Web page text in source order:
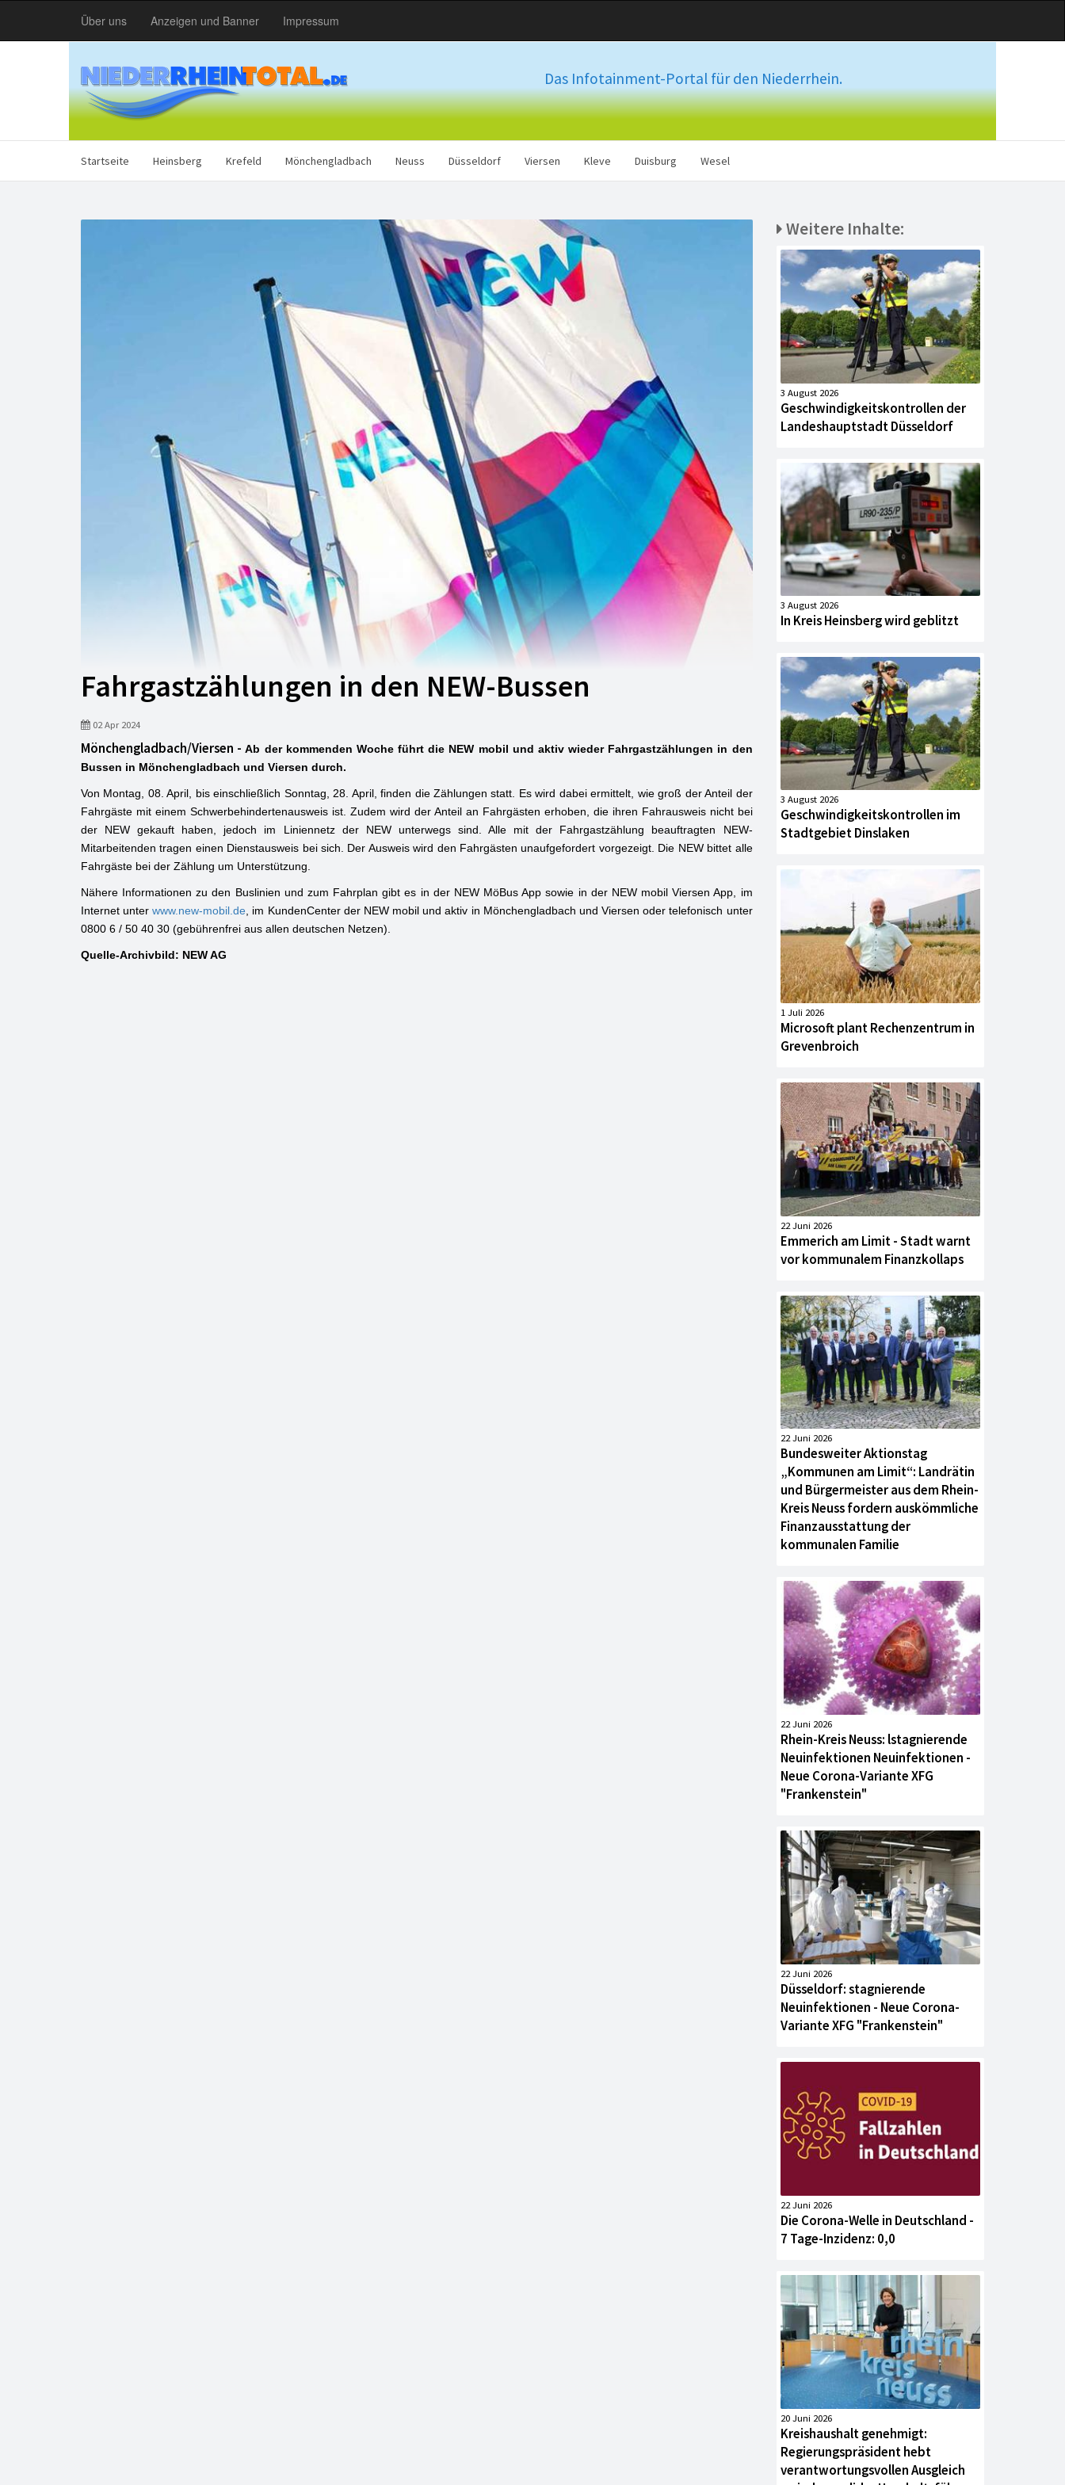
Über uns Anzeigen und Banner Impressum
Das Infotainment-Portal für den Niederrhein.
Startseite Heinsberg Krefeld Mönchengladbach Neuss Düsseldorf Viersen Kleve Duisburg Wesel
Fahrgastzählungen in den NEW-Bussen
02 Apr 2024
Mönchengladbach/Viersen -Ab der kommenden Woche führt die NEW mobil und aktiv wieder Fahrgastzählungen in den
Bussen in Mönchengladbach und Viersen durch.
Von Montag, 08. April, bis einschließlich Sonntag, 28. April, finden die Zählungen statt. Es wird dabei ermittelt, wie groß der Anteil der
Fahrgäste mit einem Schwerbehindertenausweis ist. Zudem wird der Anteil an Fahrgästen erhoben, die ihren Fahrausweis nicht bei
der NEW gekauft haben, jedoch im Liniennetz der NEW unterwegs sind. Alle mit der Fahrgastzählung beauftragten NEW-
Mitarbeitenden tragen einen Dienstausweis bei sich. Der Ausweis wird den Fahrgästen unaufgefordert vorgezeigt. Die NEW bittet alle
Fahrgäste bei der Zählung um Unterstützung.
Nähere Informationen zu den Buslinien und zum Fahrplan gibt es in der NEW MöBus App sowie in der NEW mobil Viersen App, im
Internet unterwww.new-mobil.de , im KundenCenter der NEW mobil und aktiv in Mönchengladbach und Viersen oder telefonisch unter
0800 6 / 50 40 30 (gebührenfrei aus allen deutschen Netzen).
Quelle-Archivbild: NEW AG
Weitere Inhalte:
3 August 2026
Geschwindigkeitskontrollen der
Landeshauptstadt Düsseldorf
3 August 2026
In Kreis Heinsberg wird geblitzt
3 August 2026
Geschwindigkeitskontrollen im
Stadtgebiet Dinslaken
1 Juli 2026
Microsoft plant Rechenzentrum in
Grevenbroich
22 Juni 2026
Emmerich am Limit - Stadt warnt
vor kommunalem Finanzkollaps
22 Juni 2026
Bundesweiter Aktionstag
„Kommunen am Limit“: Landrätin
und Bürgermeister aus dem Rhein-
Kreis Neuss fordern auskömmliche
Finanzausstattung der
kommunalen Familie
22 Juni 2026
Rhein-Kreis Neuss: lstagnierende
Neuinfektionen Neuinfektionen -
Neue Corona-Variante XFG
"Frankenstein"
22 Juni 2026
Düsseldorf: stagnierende
Neuinfektionen - Neue Corona-
Variante XFG "Frankenstein"
22 Juni 2026
Die Corona-Welle in Deutschland -
7 Tage-Inzidenz: 0,0
20 Juni 2026
Kreishaushalt genehmigt:
Regierungspräsident hebt
verantwortungsvollen Ausgleich